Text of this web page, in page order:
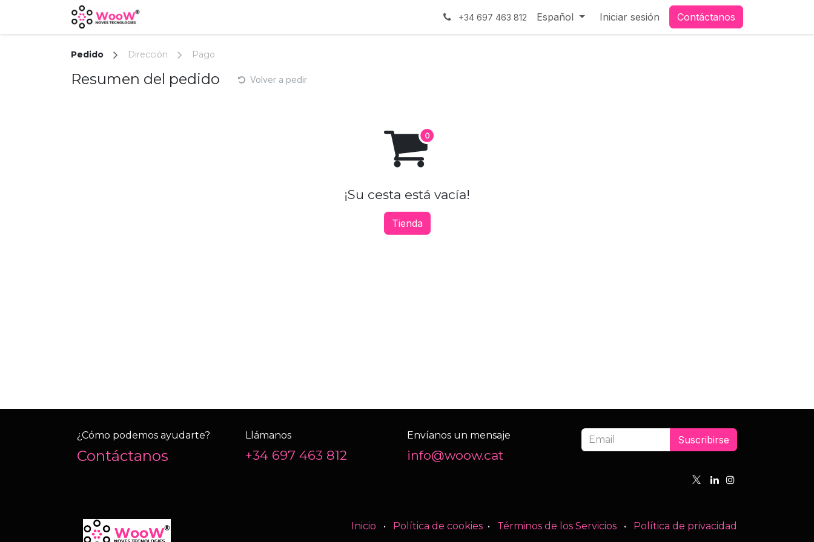
+34 697 463 812 Español Iniciar sesión Contáctanos
Pedido Dirección Pago
Resumen del pedido Volver a pedir
¡Su cesta está vacía!
Tienda
¿Cómo podemos ayudarte?
Contáctanos
Llámanos
+34 697 463 812
Envíanos un mensaje
info@woow.cat
Suscribirse
Inicio • Política de cookies • Términos de los Servicios • Política de privacidad